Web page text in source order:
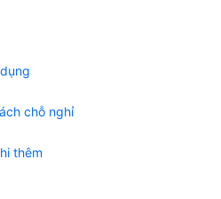
chỗ nghỉ
thêm